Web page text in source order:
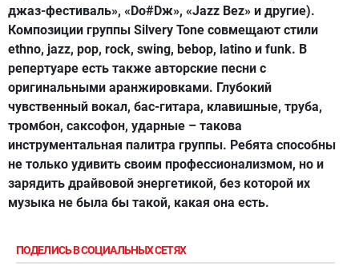
джаз-фестиваль», «Dо#Dж», «Jazz Bez» и другие).
Композиции группы Silvery Tone совмещают стили
ethno, jazz, pop, rock, swing, bebop, latino и funk. В
репертуаре есть также авторские песни с
оригинальными аранжировками. Глубокий
чувственный вокал, бас-гитара, клавишные, труба,
тромбон, саксофон, ударные – такова
инструментальная палитра группы. Ребята способны
не только удивить своим профессионализмом, но и
зарядить драйвовой энергетикой, без которой их
музыка не была бы такой, какая она есть.
ПОДЕЛИСЬ В СОЦИАЛЬНЫХ СЕТЯХ